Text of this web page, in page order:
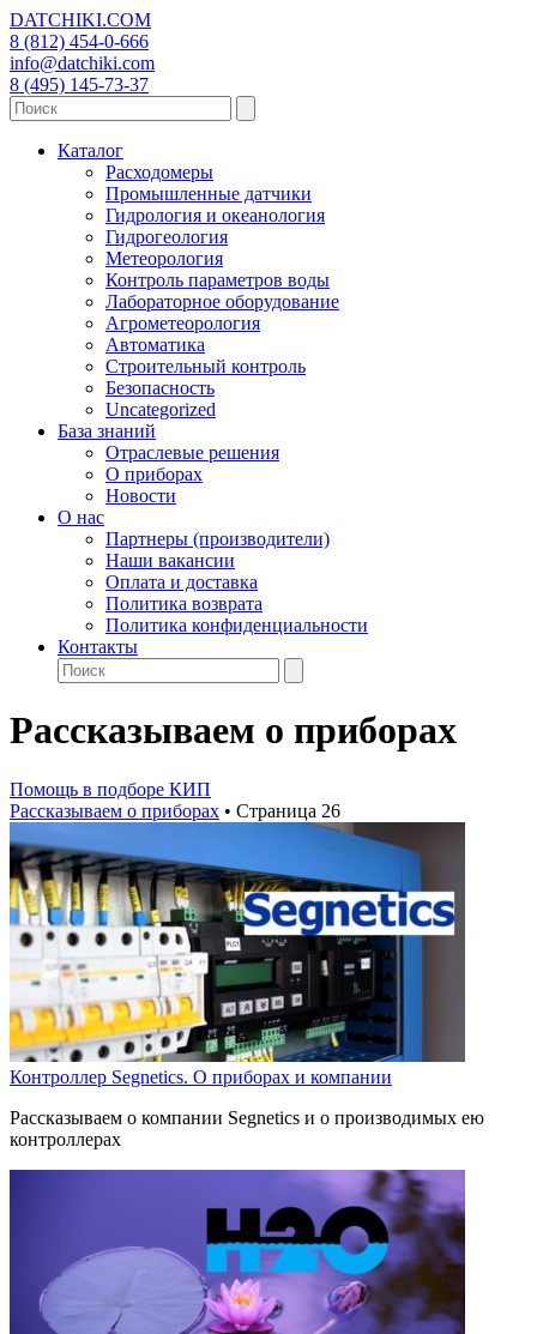
DATCHIKI.COM
8 (812) 454-0-666
info@datchiki.com
8 (495) 145-73-37
Каталог
Расходомеры
Промышленные датчики
Гидрология и океанология
Гидрогеология
Метеорология
Контроль параметров воды
Лабораторное оборудование
Агрометеорология
Автоматика
Строительный контроль
Безопасность
Uncategorized
База знаний
Отраслевые решения
О приборах
Новости
О нас
Партнеры (производители)
Наши вакансии
Оплата и доставка
Политика возврата
Политика конфиденциальности
Контакты
Рассказываем о приборах
Помощь в подборе КИП
Рассказываем о приборах • Страница 26
Контроллер Segnetics. О приборах и компании
Рассказываем о компании Segnetics и о производимых ею
контроллерах